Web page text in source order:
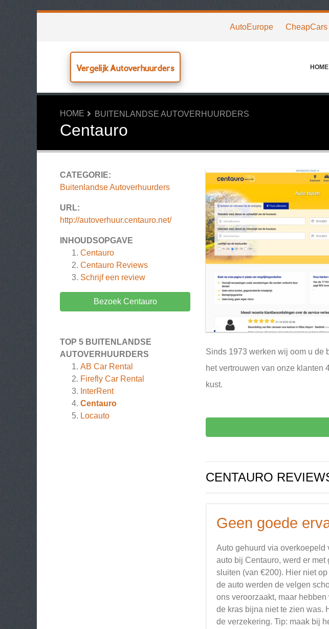
AutoEurope CheapCars
Vergelijk Autoverhuurders HOME
HOME BUITENLANDSE AUTOVERHUURDERS
Centauro
CATEGORIE:
Buitenlandse Autoverhuurders
URL:
http://autoverhuur.centauro.net/
INHOUDSOPGAVE
Centauro
Centauro Reviews
Schrijf een review
Bezoek Centauro
TOP 5 BUITENLANDSE
AUTOVERHUURDERS
AB Car Rental
Firefly Car Rental
InterRent
Centauro
Locauto
Sinds 1973 werken wij oom u de
het vertrouwen van onze klanten
kust.
CENTAURO
Geen goede
Auto gehuurd via
auto bij Centauro, werd er
sluiten (van €200). Hier niet
de auto werden de velgen
ons veroorzaakt, maar
de kras bijna niet te zien was.
de verzekering. Tip: maak bij